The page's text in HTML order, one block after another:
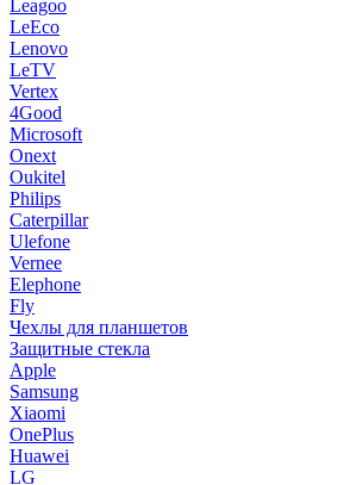
Leagoo
LeEco
Lenovo
LeTV
Vertex
4Good
Microsoft
Onext
Oukitel
Philips
Caterpillar
Ulefone
Vernee
Elephone
Fly
Чехлы для планшетов
Защитные стекла
Apple
Samsung
Xiaomi
OnePlus
Huawei
LG